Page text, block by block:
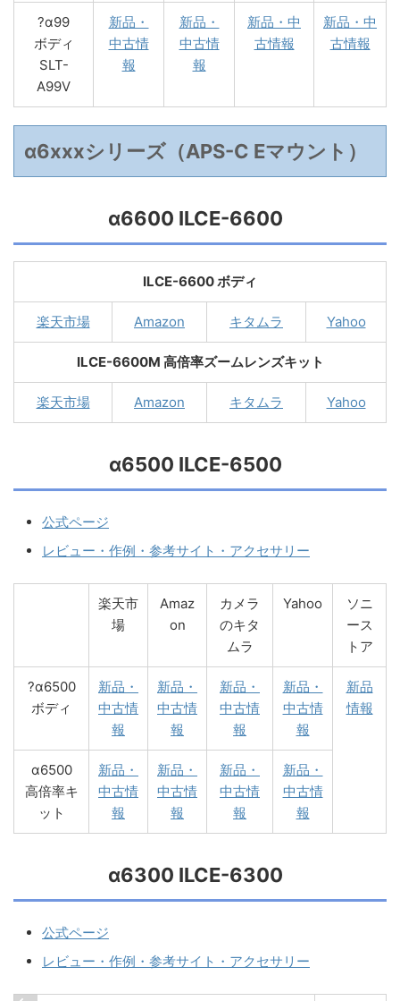
?α99
ボディ
SLT-
A99V
新品・
中古情
報
新品・
中古情
報
新品・中
古情報
新品・中
古情報
α6xxxシリーズ（APS-C Eマウント）
α6600 ILCE-6600
ILCE-6600 ボディ
楽天市場 Amazon キタムラ Yahoo
ILCE-6600M 高倍率ズームレンズキット
楽天市場 Amazon キタムラ Yahoo
α6500 ILCE-6500
公式ページ
レビュー・作例・参考サイト・アクセサリー
楽天市
場
Amaz
on
カメラ
のキタ
ムラ
Yahoo
ソニ
ース
トア
?α6500
ボディ
新品・
中古情
報
新品・
中古情
報
新品・
中古情
報
新品・
中古情
報
新品
情報
α6500
高倍率キ
ット
新品・
中古情
報
新品・
中古情
報
新品・
中古情
報
新品・
中古情
報
α6300 ILCE-6300
公式ページ
レビュー・作例・参考サイト・アクセサリー